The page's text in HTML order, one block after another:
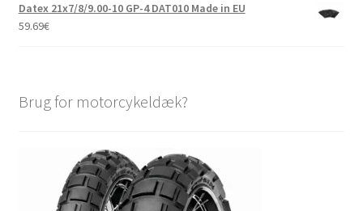
Datex 21x7/8/9.00-10 GP-4 DAT010 Made in EU
59.69€
Brug for motorcykeldæk?